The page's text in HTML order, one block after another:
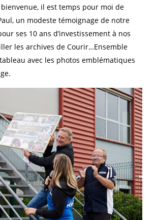
il est temps pour moi de
un modeste témoignage de notre
ses 10 ans d’investissement à nos
les archives de Courir…Ensemble
avec les photos emblématiques